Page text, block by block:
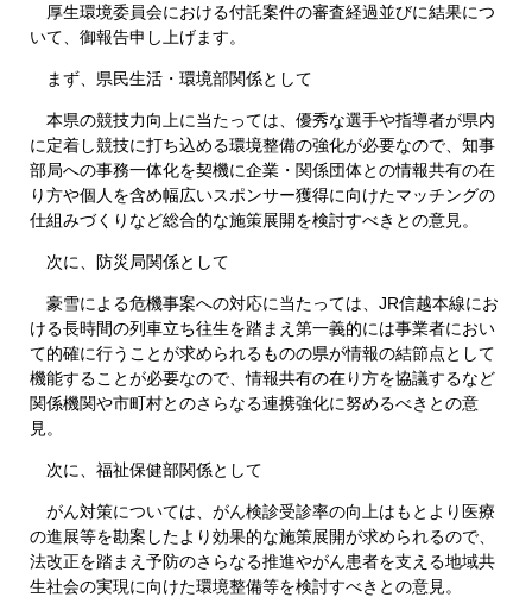
厚生環境委員会における付託案件の審査経過並びに結果につ
いて、御報告申し上げます。
まず、県民生活・環境部関係として
本県の競技力向上に当たっては、優秀な選手や指導者が県内
に定着し競技に打ち込める環境整備の強化が必要なので、知事
部局への事務一体化を契機に企業・関係団体との情報共有の在
り方や個人を含め幅広いスポンサー獲得に向けたマッチングの
仕組みづくりなど総合的な施策展開を検討すべきとの意見。
次に、防災局関係として
豪雪による危機事案への対応に当たっては、JR信越本線にお
ける長時間の列車立ち往生を踏まえ第一義的には事業者におい
て的確に行うことが求められるものの県が情報の結節点として
機能することが必要なので、情報共有の在り方を協議するなど
関係機関や市町村とのさらなる連携強化に努めるべきとの意
見。
次に、福祉保健部関係として
がん対策については、がん検診受診率の向上はもとより医療
の進展等を勘案したより効果的な施策展開が求められるので、
法改正を踏まえ予防のさらなる推進やがん患者を支える地域共
生社会の実現に向けた環境整備等を検討すべきとの意見。